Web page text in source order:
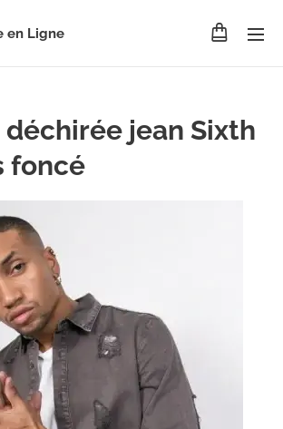
en Ligne
déchirée jean Sixth
foncé